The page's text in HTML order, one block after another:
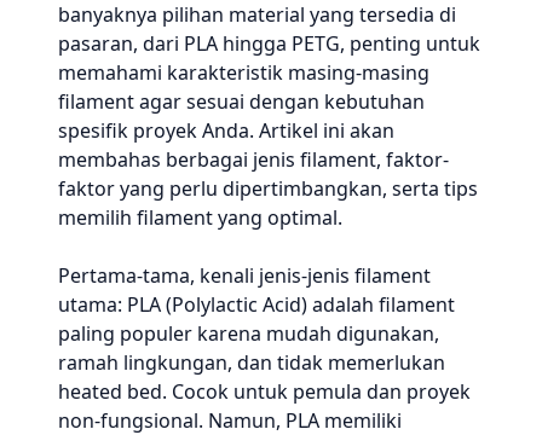
banyaknya pilihan material yang tersedia di
pasaran, dari PLA hingga PETG, penting untuk
memahami karakteristik masing-masing
filament agar sesuai dengan kebutuhan
spesifik proyek Anda. Artikel ini akan
membahas berbagai jenis filament, faktor-
faktor yang perlu dipertimbangkan, serta tips
memilih filament yang optimal.
Pertama-tama, kenali jenis-jenis filament
utama: PLA (Polylactic Acid) adalah filament
paling populer karena mudah digunakan,
ramah lingkungan, dan tidak memerlukan
heated bed. Cocok untuk pemula dan proyek
non-fungsional. Namun, PLA memiliki